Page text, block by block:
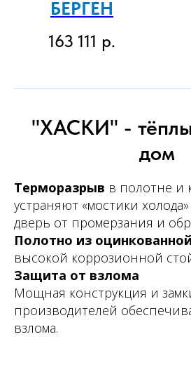
БЕРГЕН
163 111 р.
"ХАСКИ" -
дом
Терморазрыв в полотне и
устраняют «мостики
дверь от промерзания и
Полотно из
высокой коррозионной
Защита от взлома
Мощная конструкция и
производителей
взлома.